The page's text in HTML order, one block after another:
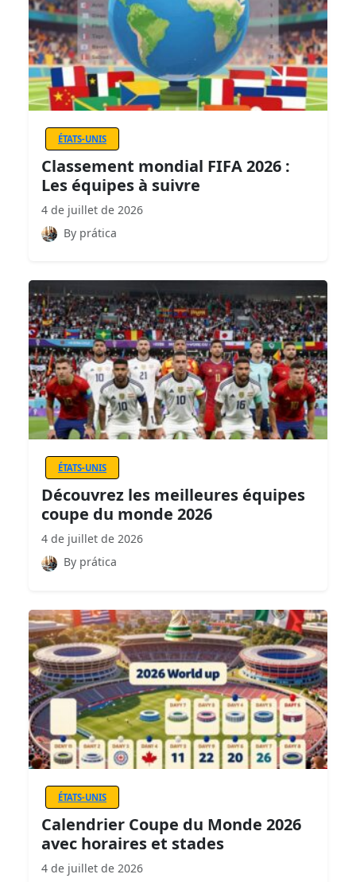
ÉTATS-UNIS
Classement mondial FIFA 2026 :
Les équipes à suivre
4 de juillet de 2026
By prática
ÉTATS-UNIS
Découvrez les meilleures équipes
coupe du monde 2026
4 de juillet de 2026
By prática
ÉTATS-UNIS
Calendrier Coupe du Monde 2026
avec horaires et stades
4 de juillet de 2026